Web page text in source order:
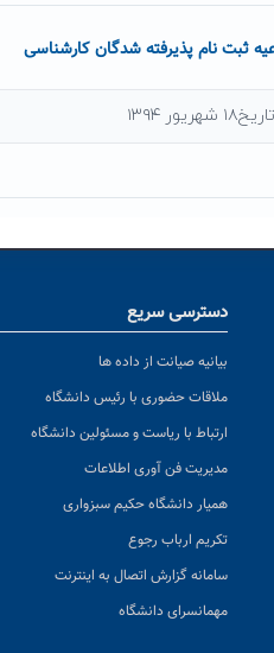
ثبت نام پذیرفته شدگان کارشناسی
تاریخ۱۸ شهریور ۱۳۹۴
دسترسی سریع
بیانیه صیانت از داده ها
ملاقات حضوری با رئیس دانشگاه
ارتباط با ریاست و مسئولین دانشگاه
مدیریت فن آوری اطلاعات
همیار دانشگاه حکیم سبزواری
تکریم ارباب رجوع
سامانه گزارش اتصال به اینترنت
مهمانسرای دانشگاه